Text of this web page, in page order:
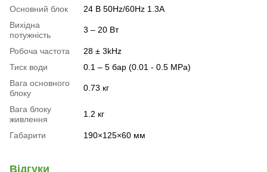
Основний блок
24 В 50Hz/60Hz 1.3A
Вихідна
потужність
3 – 20 Вт
Робоча частота
28 ± 3kHz
Тиск води
0.1 – 5 бар (0.01 - 0.5 MPa)
Вага основного
блоку
0.73 кг
Вага блоку
живлення
1.2 кг
Габарити 190×125×60 мм
Відгуки